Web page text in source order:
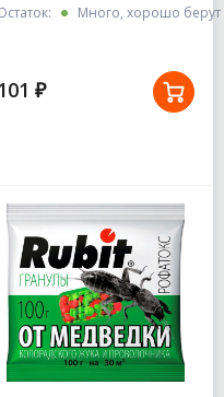
Много, хорошо берут
₽